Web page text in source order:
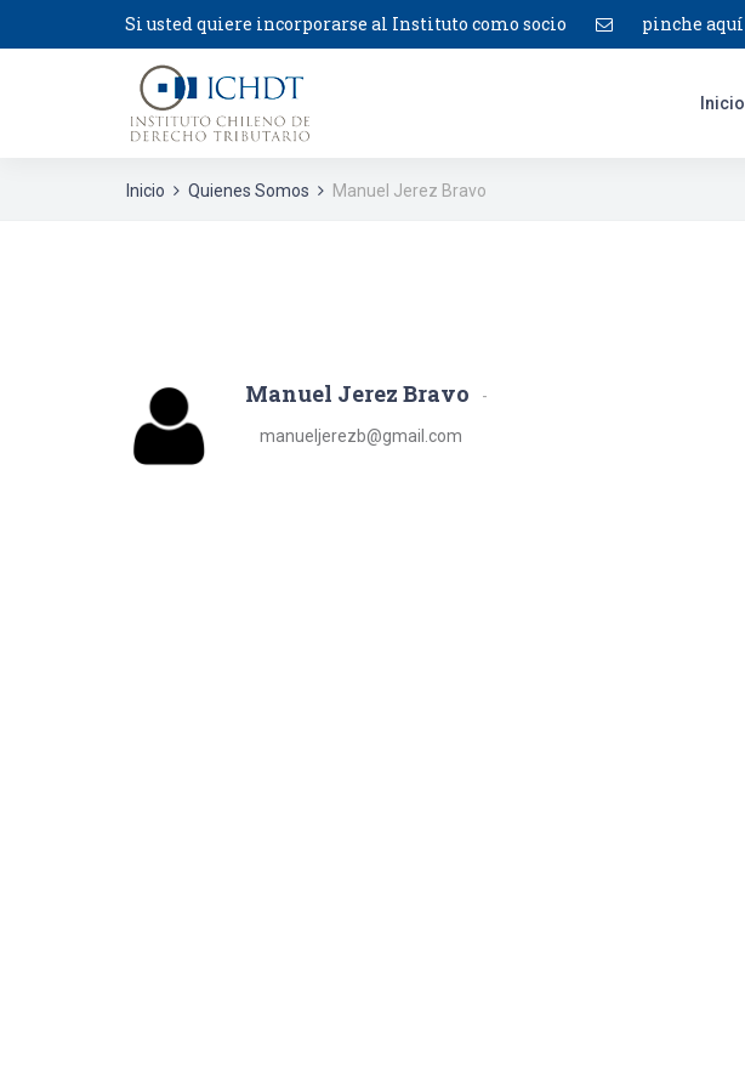
Si usted quiere incorporarse al Instituto como socio pinche aquí
Inicio
Inicio Quienes Somos Manuel Jerez Bravo
Manuel Jerez Bravo
manueljerezb@gmail.com